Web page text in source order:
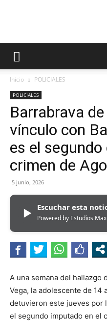
Inicio POLICIALES
POLICIALES
Barrabrava
vínculo con
es el
crimen de
5 junio, 2026
▶ Escuchar esta
Powered by Estudios Max
A una semana del hallazgo
Vega, la adolescente de 14
detuvieron este jueves por
el segundo imputado en el